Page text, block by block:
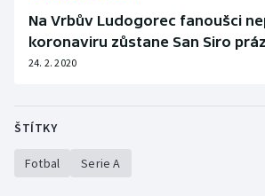
Stolní tenis
Veslování
Vodní slalom
Na Vrbův Ludogorec fanoušci
koronaviru zůstane San Siro
24. 2. 2020
ŠTÍTKY
Fotbal Serie A